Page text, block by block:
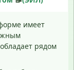
имеет
рядом